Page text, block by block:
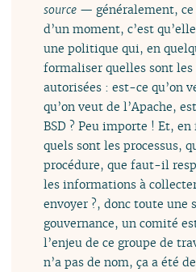
source — généralement, ce
d’un moment, c’est
une politique qui, en
formaliser quelles sont
autorisées : est-ce qu’on
qu’on veut de l’Apache,
BSD ? Peu importe ! Et,
quels sont les processus,
procédure, que faut-il
les informations à
envoyer ?, donc toute une
gouvernance, un comité
l’enjeu de ce groupe de
n’a pas de nom, ça a été